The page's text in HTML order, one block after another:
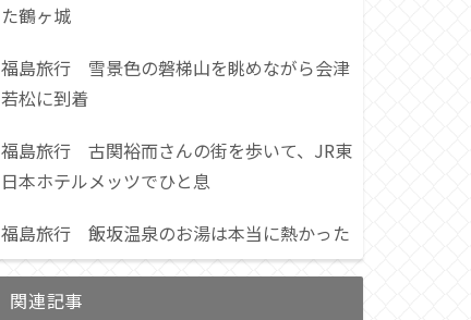
た鶴ヶ城
福島旅行 雪景色の磐梯山を眺めながら会津
若松に到着
福島旅行 古関裕而さんの街を歩いて、JR東
日本ホテルメッツでひと息
福島旅行 飯坂温泉のお湯は本当に熱かった
関連記事